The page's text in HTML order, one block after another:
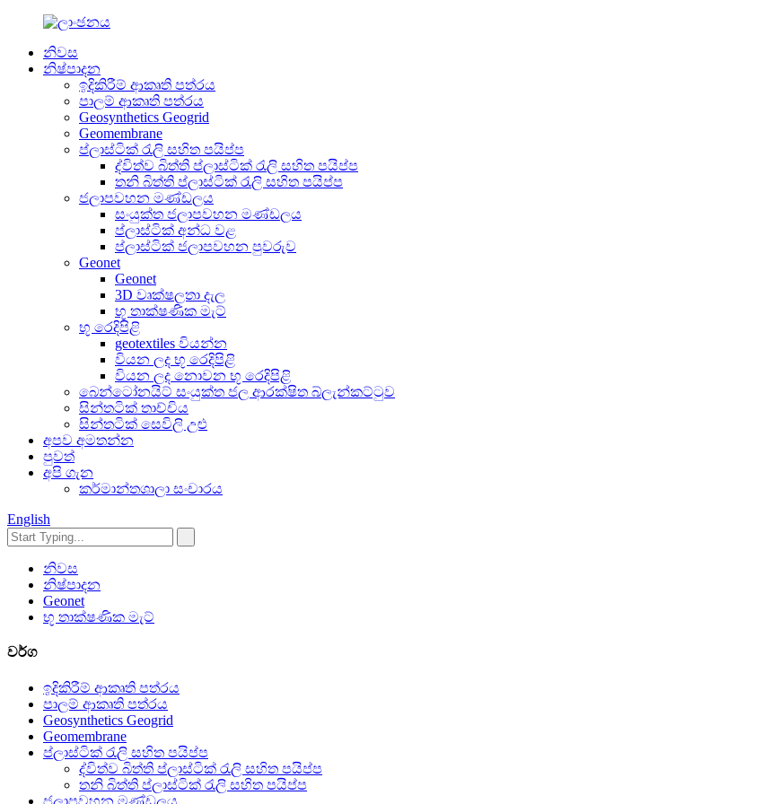
නිවස
නිෂ්පාදන
ඉදිකිරීම් ආකෘති පත්රය
පාලම් ආකෘති පත්රය
Geosynthetics Geogrid
Geomembrane
ප්ලාස්ටික් රැලි සහිත පයිප්ප
ද්විත්ව බිත්ති ප්ලාස්ටික් රැලි සහිත පයිප්ප
තනි බිත්ති ප්ලාස්ටික් රැලි සහිත පයිප්ප
ජලාපවහන මණ්ඩලය
සංයුක්ත ජලාපවහන මණ්ඩලය
ප්ලාස්ටික් අන්ධ වළ
ප්ලාස්ටික් ජලාපවහන පුවරුව
Geonet
Geonet
3D වෘක්ෂලතා දැල
භූ තාක්ෂණික මැට්
භූ රෙදිපිළි
geotextiles වියන්න
වියන ලද භූ රෙදිපිළි
වියන ලද නොවන භූ රෙදිපිළි
බෙන්ටෝනයිට් සංයුක්ත ජල ආරක්ෂිත බ්ලැන්කට්ටුව
සින්තටික් තාච්චිය
සින්තටික් සෙවිලි උළු
අපව අමතන්න
පුවත්
අපි ගැන
කර්මාන්තශාලා සංචාරය
English
නිවස
නිෂ්පාදන
Geonet
භූ තාක්ෂණික මැට්
වර්ග
ඉදිකිරීම් ආකෘති පත්රය
පාලම් ආකෘති පත්රය
Geosynthetics Geogrid
Geomembrane
ප්ලාස්ටික් රැලි සහිත පයිප්ප
ද්විත්ව බිත්ති ප්ලාස්ටික් රැලි සහිත පයිප්ප
තනි බිත්ති ප්ලාස්ටික් රැලි සහිත පයිප්ප
ජලාපවහන මණ්ඩලය